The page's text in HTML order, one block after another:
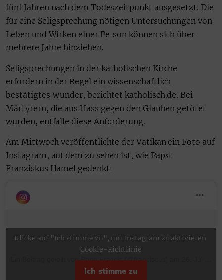
fünf Jahren nach dem Todeszeitpunkt ausgesetzt. Die
für eine Seligsprechung nötigen Untersuchungen von
Leben und Wirken einer Person können sich über
mehrere Jahre hinziehen.
Seligsprechungen in der katholischen Kirche
erfordern in der Regel ein wissenschaftlich
bestätigtes Wunder, berichtet katholisch.de. Bei
Märtyrern, die aus Hass gegen den Glauben getötet
wurden, entfalle diese Anforderung.
Am Mittwoch veröffentlichte der Vatikan ein Foto auf
Instagram, auf dem zu sehen ist, wie Papst
Franziskus Hamel gedenkt:
Ein Beitrag geteilt von Pope Francis (@franciscus)
Klicke auf "Ich stimme zu", um Instagram zu aktivieren
Cookie-Richtlinie
Ich stimme zu